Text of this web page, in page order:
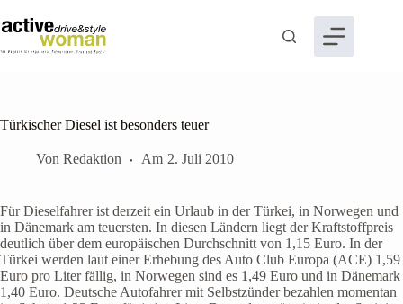
Inhalt
springen
Türkischer Diesel ist besonders teuer
Von Redaktion Am 2. Juli 2010
Für Dieselfahrer ist derzeit ein Urlaub in der Türkei, in Norwegen und
in Dänemark am teuersten. In diesen Ländern liegt der Kraftstoffpreis
deutlich über dem europäischen Durchschnitt von 1,15 Euro. In der
Türkei werden laut einer Erhebung des Auto Club Europa (ACE) 1,59
Euro pro Liter fällig, in Norwegen sind es 1,49 Euro und in Dänemark
1,40 Euro. Deutsche Autofahrer mit Selbstzünder bezahlen momentan